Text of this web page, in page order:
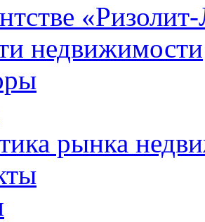
недвижимости
рынка